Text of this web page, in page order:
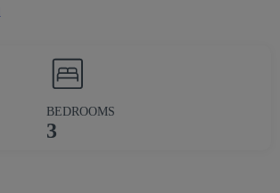
BEDROOMS
3